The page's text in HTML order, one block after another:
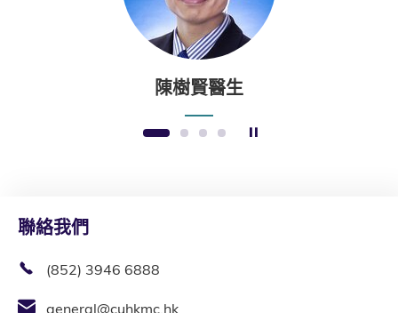
陳樹賢醫生
1 2 3 4
聯絡我們
(852) 3946 6888
general@cuhkmc.hk